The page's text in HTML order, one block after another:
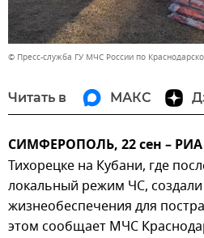
© Пресс-служба ГУ МЧС России по
Читать в МАКС
СИМФЕРОПОЛЬ, 22 сен –
Тихорецке на Кубани, где
локальный режим ЧС,
жизнеобеспечения для
этом сообщает МЧС